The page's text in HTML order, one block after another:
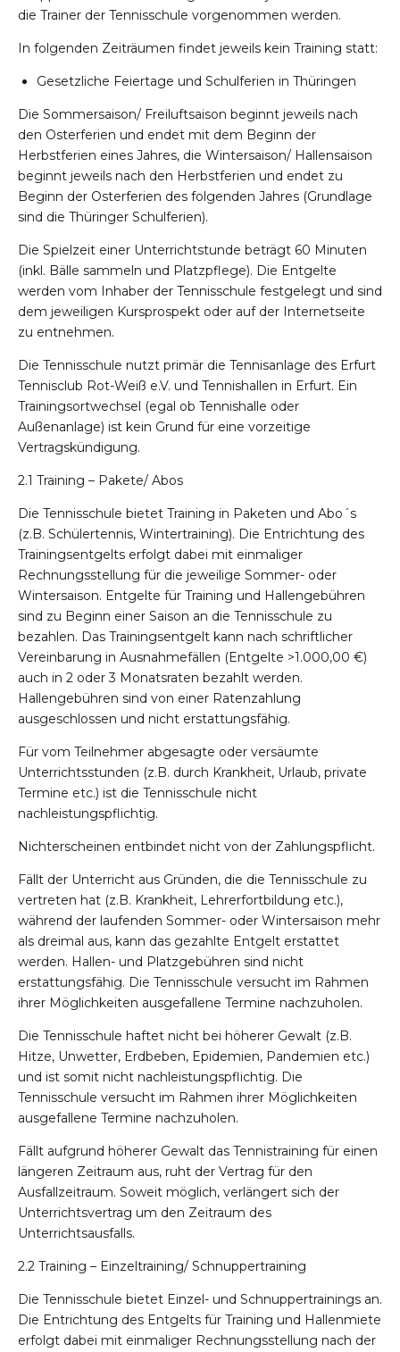
die Trainer der Tennisschule vorgenommen werden.
In folgenden Zeiträumen findet jeweils kein Training statt:
Gesetzliche Feiertage und Schulferien in Thüringen
Die Sommersaison/ Freiluftsaison beginnt jeweils nach
den Osterferien und endet mit dem Beginn der
Herbstferien eines Jahres, die Wintersaison/ Hallensaison
beginnt jeweils nach den Herbstferien und endet zu
Beginn der Osterferien des folgenden Jahres (Grundlage
sind die Thüringer Schulferien).
Die Spielzeit einer Unterrichtstunde beträgt 60 Minuten
(inkl. Bälle sammeln und Platzpflege). Die Entgelte
werden vom Inhaber der Tennisschule festgelegt und sind
dem jeweiligen Kursprospekt oder auf der Internetseite
zu entnehmen.
Die Tennisschule nutzt primär die Tennisanlage des Erfurt
Tennisclub Rot-Weiß e.V. und Tennishallen in Erfurt. Ein
Trainingsortwechsel (egal ob Tennishalle oder
Außenanlage) ist kein Grund für eine vorzeitige
Vertragskündigung.
2.1 Training – Pakete/ Abos
Die Tennisschule bietet Training in Paketen und Abo´s
(z.B. Schülertennis, Wintertraining). Die Entrichtung des
Trainingsentgelts erfolgt dabei mit einmaliger
Rechnungsstellung für die jeweilige Sommer- oder
Wintersaison. Entgelte für Training und Hallengebühren
sind zu Beginn einer Saison an die Tennisschule zu
bezahlen. Das Trainingsentgelt kann nach schriftlicher
Vereinbarung in Ausnahmefällen (Entgelte >1.000,00 €)
auch in 2 oder 3 Monatsraten bezahlt werden.
Hallengebühren sind von einer Ratenzahlung
ausgeschlossen und nicht erstattungsfähig.
Für vom Teilnehmer abgesagte oder versäumte
Unterrichtsstunden (z.B. durch Krankheit, Urlaub, private
Termine etc.) ist die Tennisschule nicht
nachleistungspflichtig.
Nichterscheinen entbindet nicht von der Zahlungspflicht.
Fällt der Unterricht aus Gründen, die die Tennisschule zu
vertreten hat (z.B. Krankheit, Lehrerfortbildung etc.),
während der laufenden Sommer- oder Wintersaison mehr
als dreimal aus, kann das gezahlte Entgelt erstattet
werden. Hallen- und Platzgebühren sind nicht
erstattungsfähig. Die Tennisschule versucht im Rahmen
ihrer Möglichkeiten ausgefallene Termine nachzuholen.
Die Tennisschule haftet nicht bei höherer Gewalt (z.B.
Hitze, Unwetter, Erdbeben, Epidemien, Pandemien etc.)
und ist somit nicht nachleistungspflichtig. Die
Tennisschule versucht im Rahmen ihrer Möglichkeiten
ausgefallene Termine nachzuholen.
Fällt aufgrund höherer Gewalt das Tennistraining für einen
längeren Zeitraum aus, ruht der Vertrag für den
Ausfallzeitraum. Soweit möglich, verlängert sich der
Unterrichtsvertrag um den Zeitraum des
Unterrichtsausfalls.
2.2 Training – Einzeltraining/ Schnuppertraining
Die Tennisschule bietet Einzel- und Schnuppertrainings an.
Die Entrichtung des Entgelts für Training und Hallenmiete
erfolgt dabei mit einmaliger Rechnungsstellung nach der